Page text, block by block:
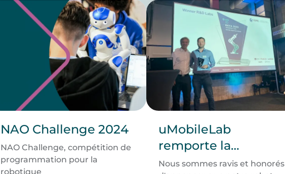
NAO Challenge 2024
NAO Challenge, compétition de
programmation pour la
robotique
uMobileLab
remporte la
catégorie R&D Labs
Nous sommes ravis et honorés